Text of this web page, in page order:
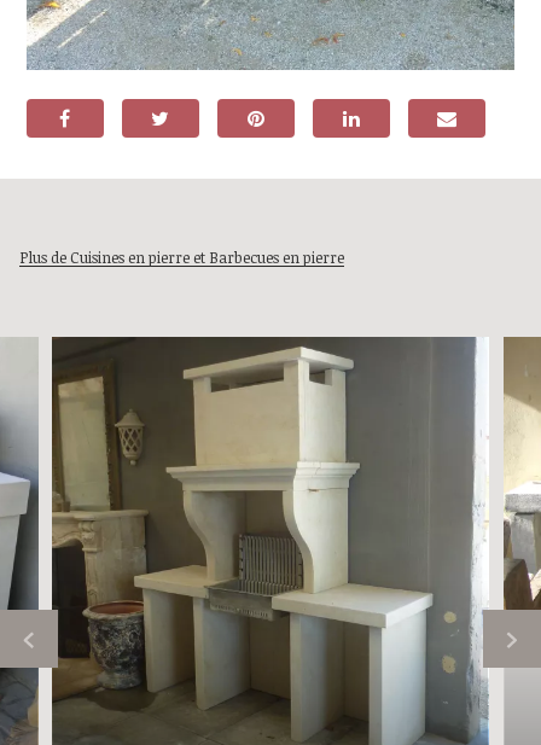
Plus de Cuisines en pierre et Barbecues en pierre